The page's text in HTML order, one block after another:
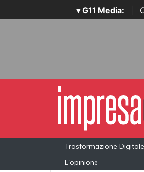
▾ G11 Media:
Trasformazione Digitale
L'opinione